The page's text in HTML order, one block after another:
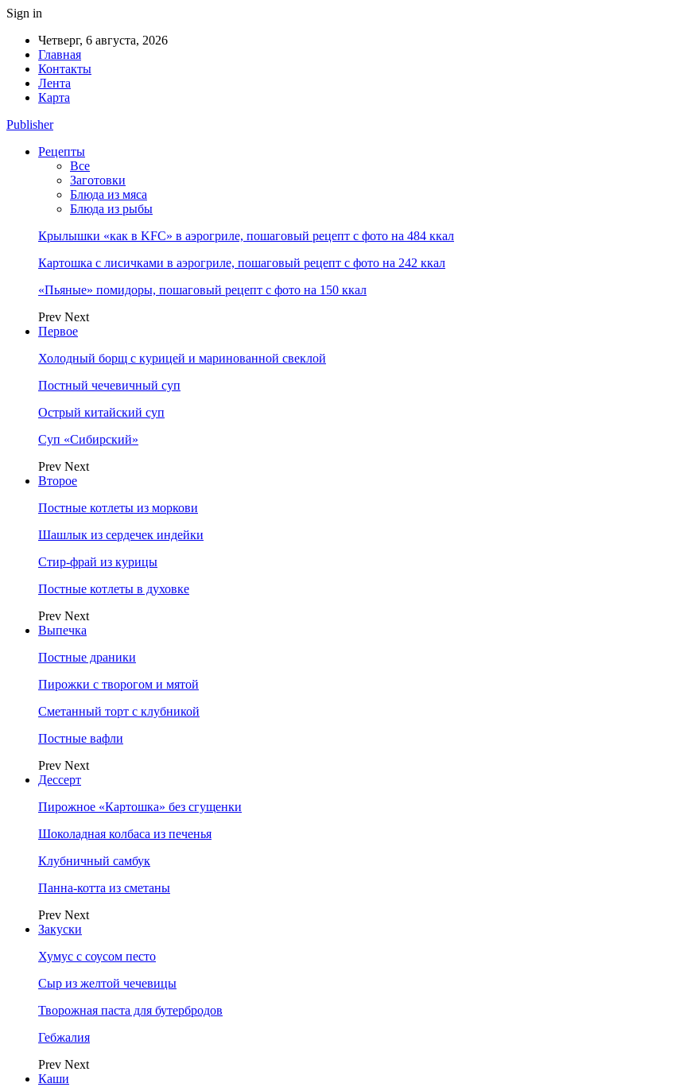
Sign in
Четверг, 6 августа, 2026
Главная
Контакты
Лента
Карта
Publisher
Рецепты
Все
Заготовки
Блюда из мяса
Блюда из рыбы
Крылышки «как в KFC» в аэрогриле, пошаговый рецепт с фото на 484 ккал
Картошка с лисичками в аэрогриле, пошаговый рецепт с фото на 242 ккал
«Пьяные» помидоры, пошаговый рецепт с фото на 150 ккал
Prev Next
Первое
Холодный борщ с курицей и маринованной свеклой
Постный чечевичный суп
Острый китайский суп
Суп «Сибирский»
Prev Next
Второе
Постные котлеты из моркови
Шашлык из сердечек индейки
Стир-фрай из курицы
Постные котлеты в духовке
Prev Next
Выпечка
Постные драники
Пирожки с творогом и мятой
Сметанный торт с клубникой
Постные вафли
Prev Next
Дессерт
Пирожное «Картошка» без сгущенки
Шоколадная колбаса из печенья
Клубничный самбук
Панна-котта из сметаны
Prev Next
Закуски
Хумус с соусом песто
Сыр из желтой чечевицы
Творожная паста для бутербродов
Гебжалия
Prev Next
Каши